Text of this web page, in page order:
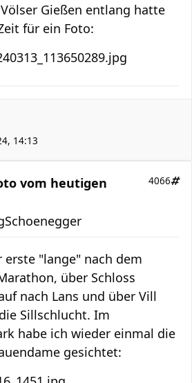
Gießen entlang hatte
für ein Foto:
14:13
vom heutigen
4066
erste "lange" nach dem
über Schloss
nach Lans und über Vill
Sillschlucht. Im
habe ich wieder einmal die
gesichtet: